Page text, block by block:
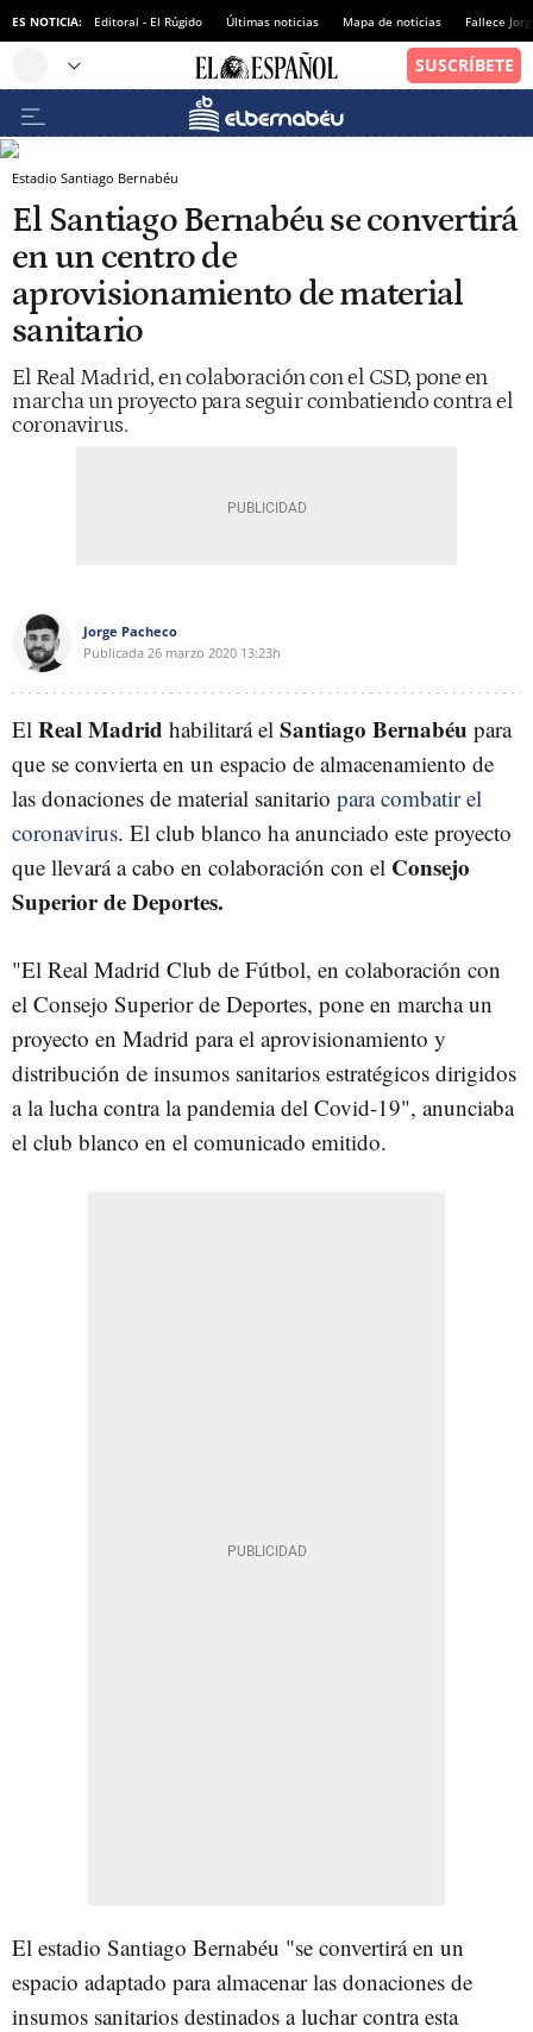
ES NOTICIA: Editoral - El Rúgido Últimas noticias Mapa de noticias Fallece
Estadio Santiago Bernabéu
El Santiago Bernabéu se convertirá
en un centro de
aprovisionamiento de material
sanitario
El Real Madrid, en colaboración con el CSD, pone en
marcha un proyecto para seguir combatiendo contra el
coronavirus.
Jorge Pacheco
Publicada 26 marzo 2020 13:23h
El Real Madrid habilitará el Santiago Bernabéu para
que se convierta en un espacio de almacenamiento de
las donaciones de material sanitario para combatir el
coronavirus. El club blanco ha anunciado este proyecto
que llevará a cabo en colaboración con el Consejo
Superior de Deportes.
"El Real Madrid Club de Fútbol, en colaboración con
el Consejo Superior de Deportes, pone en marcha un
proyecto en Madrid para el aprovisionamiento y
distribución de insumos sanitarios estratégicos dirigidos
a la lucha contra la pandemia del Covid-19", anunciaba
el club blanco en el comunicado emitido.
El estadio Santiago Bernabéu "se convertirá en un
espacio adaptado para almacenar las donaciones de
insumos sanitarios destinados a luchar contra esta